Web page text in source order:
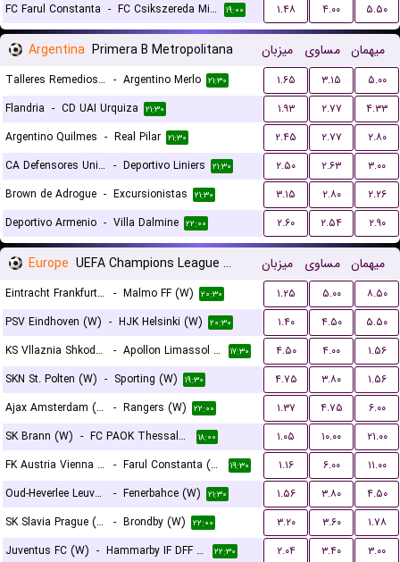
FC Farul Constanta - FC Csikszereda Miercurea Ciuc ۱۹:۰۰ ۱.۴۸ ۴.۰۰ ۵.۵۰
Argentina Primera B Metropolitana میزبان مساوی میهمان
Talleres Remedios Escalada - Argentino Merlo ۲۱:۳۰ ۱.۶۵ ۳.۱۵
۵.۰۰
Flandria - CD UAI Urquiza ۲۱:۳۰ ۱.۹۳ ۲.۷۷
۴.۳۳
Argentino Quilmes - Real Pilar ۲۱:۳۰ ۲.۴۵ ۲.۷۷
۲.۸۰
CA Defensores Unidos - Deportivo Liniers ۲۱:۳۰ ۲.۵۰ ۲.۶۳
۳.۰۰
Brown de Adrogue - Excursionistas ۲۱:۳۰ ۳.۱۵ ۲.۸۰
۲.۲۶
Deportivo Armenio - Villa Dalmine ۲۲:۰۰ ۲.۶۰ ۲.۵۴ ۲.۹۰
Europe UEFA Champions League Women Qualification میزبان مساوی میهمان
Eintracht Frankfurt (W) - Malmo FF (W) ۲۰:۳۰ ۱.۲۵ ۵.۰۰
۸.۵۰
PSV Eindhoven (W) - HJK Helsinki (W) ۲۰:۳۰ ۱.۴۰ ۴.۵۰
۵.۵۰
KS Vllaznia Shkoder (W)
- Apollon Limassol FC (W) ۱۷:۳۰ ۴.۵۰ ۴.۰۰
۱.۵۶
SKN St. Polten (W) - Sporting (W) ۱۹:۳۰ ۴.۷۵ ۳.۸۰
۱.۵۶
Ajax Amsterdam (W)
- Rangers (W) ۲۲:۰۰ ۱.۳۷ ۴.۷۵
۶.۰۰
SK Brann (W) - FC PAOK Thessaloniki (W) ۱۸:۰۰ ۱.۰۵ ۱۰.۰۰
۲۱.۰۰
FK Austria Vienna (W) - Farul Constanta (W) ۱۹:۳۰ ۱.۱۶ ۶.۰۰
۱۱.۰۰
Oud-Heverlee Leuven (W)
- Fenerbahce (W) ۲۱:۳۰ ۱.۵۶ ۳.۸۰
۴.۵۰
SK Slavia Prague (W)
- Brondby (W) ۲۲:۰۰ ۳.۲۰ ۳.۶۰
۱.۷۸
Juventus FC (W) - Hammarby IF DFF (W) ۲۲:۳۰ ۲.۰۴ ۳.۴۰ ۳.۰۰